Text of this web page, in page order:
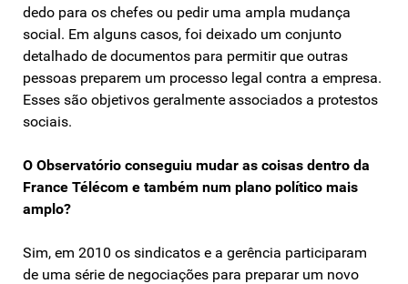
dedo para os chefes ou pedir uma ampla mudança
social. Em alguns casos, foi deixado um conjunto
detalhado de documentos para permitir que outras
pessoas preparem um processo legal contra a empresa.
Esses são objetivos geralmente associados a protestos
sociais.
O Observatório conseguiu mudar as coisas dentro da
France Télécom e também num plano político mais
amplo?
Sim, em 2010 os sindicatos e a gerência participaram
de uma série de negociações para preparar um novo